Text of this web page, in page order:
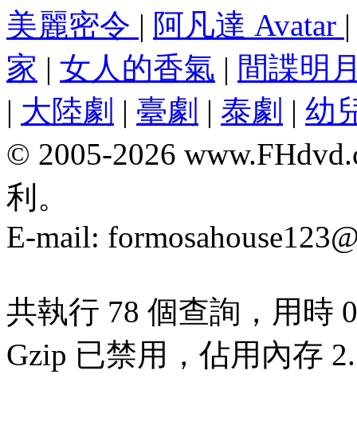
美麗密令 | 阿凡達 Avatar
家 | 女人的香氣 | 間諜明
| 大陸劇 | 臺劇 | 泰劇 | 幼
© 2005-2026
利。
E-mail:
共執行 78 個查詢，用時
Gzip 已禁用，佔用內存